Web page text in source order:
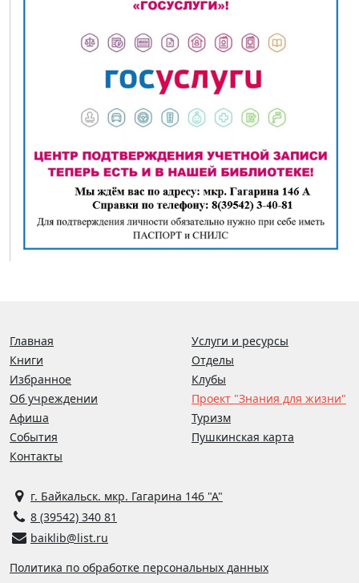
г. Байкальск. мкр. Гагарина 146 "А"
8 (39542) 340 81
baiklib@list.ru
Политика по обработке персональных данных
Главная
Книги
Избранное
Об учреждении
Афиша
События
Контакты
Услуги и ресурсы
Отделы
Клубы
Проект "Знания для жизни"
Туризм
Пушкинская карта